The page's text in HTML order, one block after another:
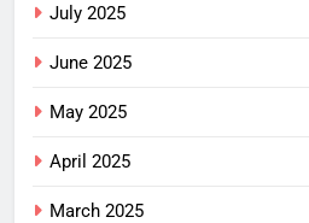
July 2025
June 2025
May 2025
April 2025
March 2025